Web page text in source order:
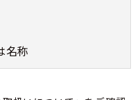
名称